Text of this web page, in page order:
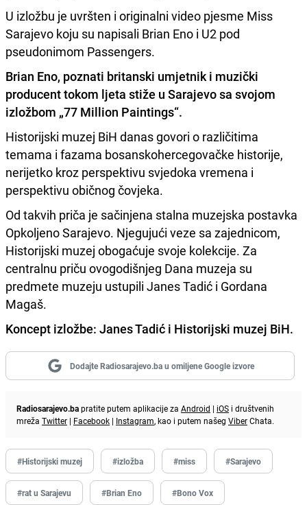
U izložbu je uvršten i originalni video pjesme Miss
Sarajevo koju su napisali Brian Eno i U2 pod
pseudonimom Passengers.
Brian Eno, poznati britanski umjetnik i muzički
producent tokom ljeta stiže u Sarajevo sa svojom
izložbom „77 Million Paintings“.
Historijski muzej BiH danas govori o različitima
temama i fazama bosanskohercegovačke historije,
nerijetko kroz perspektivu svjedoka vremena i
perspektivu običnog čovjeka.
Od takvih priča je sačinjena stalna muzejska postavka
Opkoljeno Sarajevo. Njegujući veze sa zajednicom,
Historijski muzej obogaćuje svoje kolekcije. Za
centralnu priču ovogodišnjeg Dana muzeja su
predmete muzeju ustupili Janes Tadić i Gordana
Magaš.
Koncept izložbe: Janes Tadić i Historijski muzej BiH.
Dodajte Radiosarajevo.ba u omiljene Google izvore
Radiosarajevo.bapratite putem aplikacije za Android | iOS i društvenih
mreža Twitter | Facebook | Instagram, kao i putem našeg ViberChata.
#Historijski muzej #izložba #miss #Sarajevo
#rat u Sarajevu #Brian Eno #Bono Vox